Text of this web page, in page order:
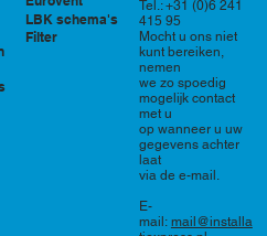
LBK schema's
Filter
Tel.: +31 (0)6 241
415 95
Mocht u ons niet
kunt bereiken,
nemen
we zo spoedig
mogelijk contact
met u
op wanneer u uw
gegevens achter
laat
via de e-mail.
E-
mail: mail@installa